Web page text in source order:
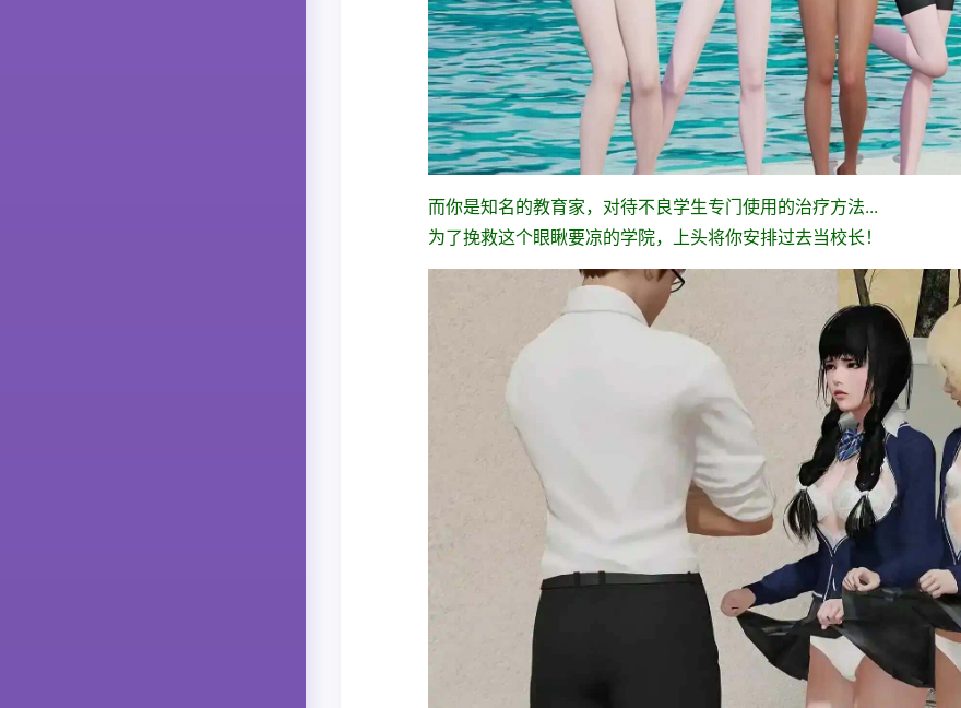
而你是知名的教育家，对待不良学生专门使用的治疗方法...
为了挽救这个眼瞅要凉的学院，上头将你安排过去当校长！